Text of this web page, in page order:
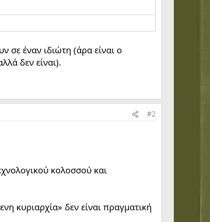
σε έναν ιδιώτη (άρα είναι ο
δεν είναι).
#2
κολοσσού και
κυριαρχία» δεν είναι πραγματική